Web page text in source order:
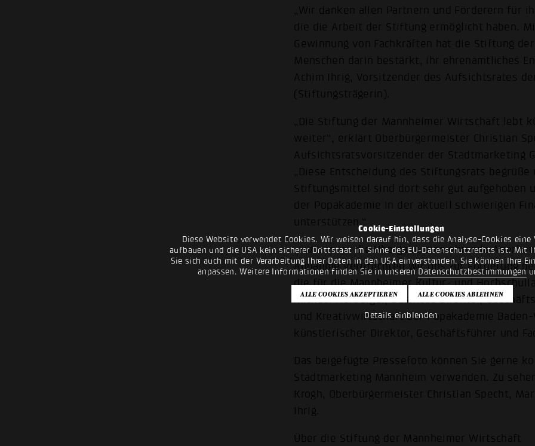
Cookie-Einstellungen
Diese Website verwendet Cookies. Wir weisen darauf hin, dass die Analyse-Cookies eine
aufbauen und die USA kein sicherer Drittstaat im Sinne des EU-Datenschutzrechts ist. Mit
Sie sich auch mit der Verarbeitung Ihrer Daten in den USA einverstanden. Sie können Ihre
anpassen. Weitere Informationen finden Sie in unserenDatenschutzbestimmungen
Details einblenden
„Wir danken allen Partnern und Förderern für
die die Arbeit der Stiftung ermöglicht haben.
Gewinnung von Fachkräften hat die Stiftung
Menschen darin bestärkt, ihr ehrenamtliches
Achim Ihrig, Vorsitzender des Aufsichtsrates
(Stiftungsträgerin).
„Die Stiftung der Mannheimer Wirtschaft lebt
weiter“, erklärt Oberbürgermeister Christian
Aufsichtsratsvorsitzender der Stadtmarketing
„Diese Entscheidung des Stiftungsrats
Stiftungsmittel sind dort sehr gut aufgehoben
der Popakademie in der aktuell schwierigen
unterstützen.“
„Für uns ist die Übergabe eine ehrende
Annahme verpflichten wir uns zur Förderung
die für die Mannheimer Kultur- und
Michael Herberger, Business Direktor,
und Kreativwirtschaft der Popakademie
künstlerischer Direktor, Geschäftsführer und
Das beigefügte Pressefoto können Sie gerne
Stadtmarketing Mannheim verwenden. Zu
Krogh, Oberbürgermeister Christian Specht,
Ihrig.
Über die Stiftung der Mannheimer Wirtschaft